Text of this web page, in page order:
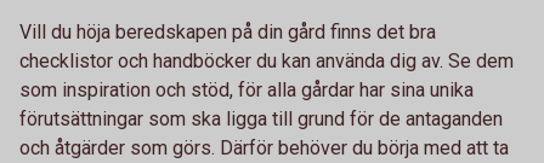
Vill du höja beredskapen på din gård finns det bra
checklistor och handböcker du kan använda dig av. Se dem
som inspiration och stöd, för alla gårdar har sina unika
förutsättningar som ska ligga till grund för de antaganden
och åtgärder som görs. Därför behöver du börja med att ta